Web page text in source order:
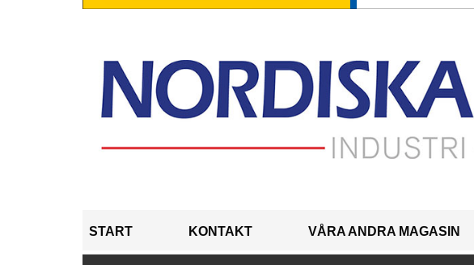
START KONTAKT VÅRA ANDRA MAGASIN